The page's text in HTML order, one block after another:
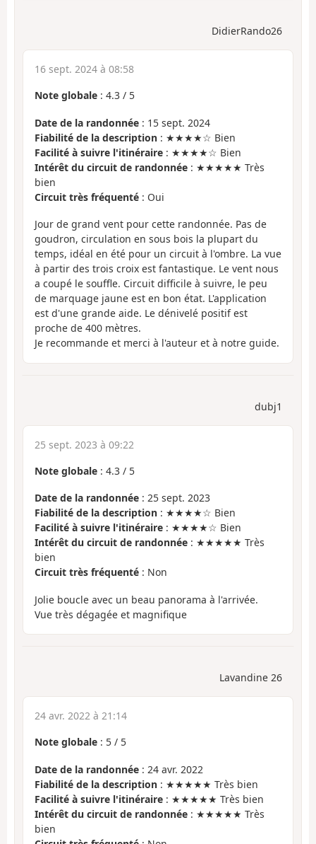
DidierRando26
16 sept. 2024 à 08:58
Note globale : 4.3 / 5
Date de la randonnée : 15 sept. 2024
Fiabilité de la description : ★★★★☆ Bien
Facilité à suivre l'itinéraire : ★★★★☆ Bien
Intérêt du circuit de randonnée : ★★★★★ Très
bien
Circuit très fréquenté : Oui
Jour de grand vent pour cette randonnée. Pas de
goudron, circulation en sous bois la plupart du
temps, idéal en été pour un circuit à l'ombre. La vue
à partir des trois croix est fantastique. Le vent nous
a coupé le souffle. Circuit difficile à suivre, le peu
de marquage jaune est en bon état. L'application
est d'une grande aide. Le dénivelé positif est
proche de 400 mètres.
Je recommande et merci à l'auteur et à notre guide.
dubj1
25 sept. 2023 à 09:22
Note globale : 4.3 / 5
Date de la randonnée : 25 sept. 2023
Fiabilité de la description : ★★★★☆ Bien
Facilité à suivre l'itinéraire : ★★★★☆ Bien
Intérêt du circuit de randonnée : ★★★★★ Très
bien
Circuit très fréquenté : Non
Jolie boucle avec un beau panorama à l'arrivée.
Vue très dégagée et magnifique
Lavandine 26
24 avr. 2022 à 21:14
Note globale : 5 / 5
Date de la randonnée : 24 avr. 2022
Fiabilité de la description : ★★★★★ Très bien
Facilité à suivre l'itinéraire : ★★★★★ Très bien
Intérêt du circuit de randonnée : ★★★★★ Très
bien